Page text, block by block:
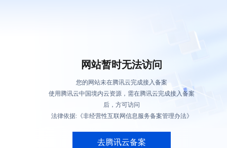
网站暂时无法访问
您的网站未在腾讯云完成接入备案
使用腾讯云中国境内云资源，需在腾讯云完成接入备案
后，方可访问
法律依据:《非经营性互联网信息服务备案管理办法》
去腾讯云备案